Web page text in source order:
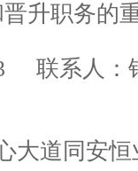
升职务的
联系人
大道同安